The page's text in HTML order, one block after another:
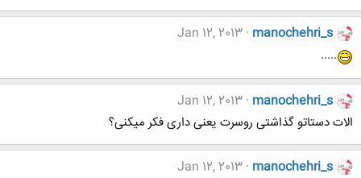
manochehri_s
Jan 12, 2013
.....
manochehri_s
Jan 12, 2013
الات دستاتو گذاشتی روسرت یعنی داری فکر میکنی؟
manochehri_s
Jan 12, 2013